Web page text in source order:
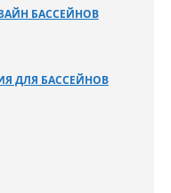
БАССЕЙНОВ
ДЛЯ БАССЕЙНОВ